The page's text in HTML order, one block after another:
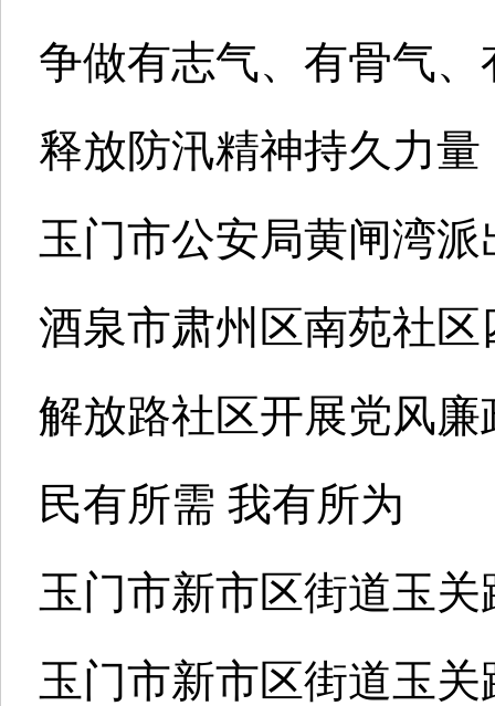
争做有志气、有骨气
释放防汛精神持久力量
玉门市公安局黄闸湾
酒泉市肃州区南苑社
解放路社区开展党风
民有所需 我有所为
玉门市新市区街道玉
玉门市新市区街道玉